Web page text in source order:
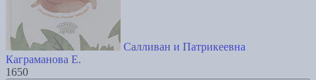
Салливан и Патрикеевна
Каграманова Е.
1650